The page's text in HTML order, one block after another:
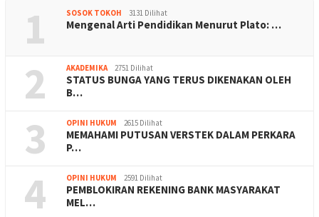
1 SOSOK TOKOH 3131 Dilihat
Mengenal Arti Pendidikan Menurut Plato: …
2 AKADEMIKA 2751 Dilihat
STATUS BUNGA YANG TERUS DIKENAKAN OLEH
B…
3 OPINI HUKUM 2615 Dilihat
MEMAHAMI PUTUSAN VERSTEK DALAM PERKARA
P…
4 OPINI HUKUM 2591 Dilihat
PEMBLOKIRAN REKENING BANK MASYARAKAT
MEL…